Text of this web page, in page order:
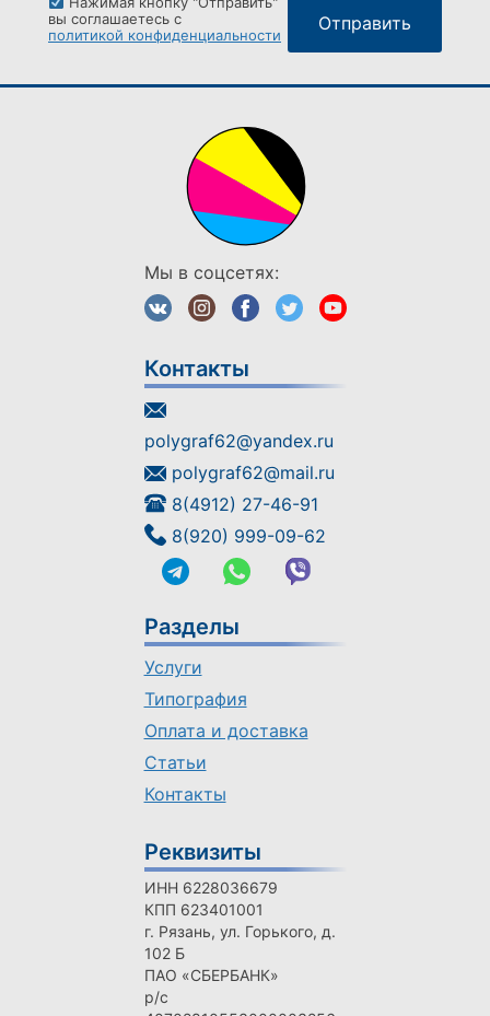
вы соглашаетесь с
политикой конфиденциальности
Мы в соцсетях:
Контакты
polygraf62@yandex.ru
polygraf62@mail.ru
8(4912) 27-46-91
8(920) 999-09-62
Разделы
Услуги
Типография
Оплата и доставка
Статьи
Контакты
Реквизиты
ИНН 6228036679
КПП 623401001
г. Рязань, ул. Горького, д.
102 Б
ПАО «СБЕРБАНК»
р/с